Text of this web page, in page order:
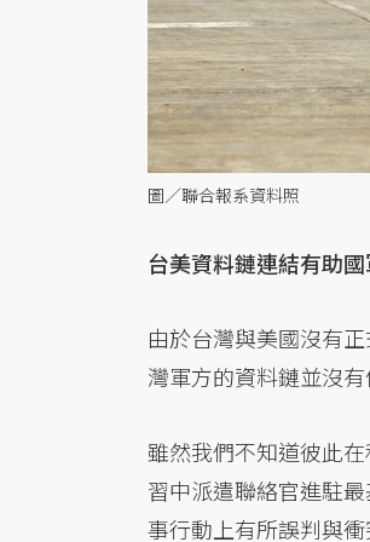
圖／聯合報系資料照
台美資料鏈連結有助
由於台灣與美國沒有
灣軍方的資料鏈並沒
雖然我們不知道彼此
習中派遣聯絡官進駐
事行動上有所誤判與